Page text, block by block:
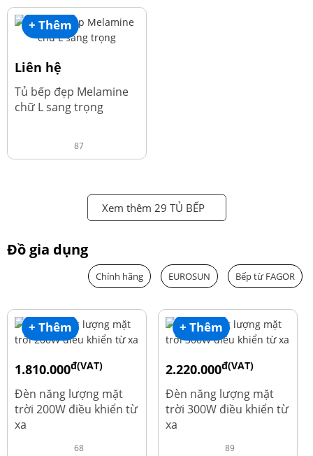
+ Thêm
Liên hệ
Tủ bếp đẹp Melamine
chữ L sang trọng
87
Xem thêm 29 TỦ BẾP
Đồ gia dụng
Chính hãng EUROSUN Bếp từ FAGOR
+ Thêm
1.810.000đ(VAT)
Đèn năng lượng mặt
trời 200W điều khiển từ
xa
68
+ Thêm
2.220.000đ(VAT)
Đèn năng lượng mặt
trời 300W điều khiển từ
xa
89